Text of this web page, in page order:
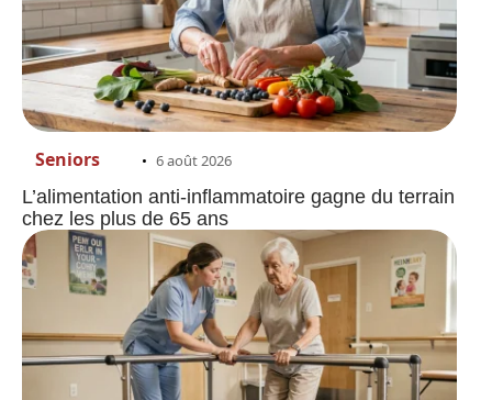
Seniors 6 août 2026
L’alimentation anti-inflammatoire gagne du terrain
chez les plus de 65 ans